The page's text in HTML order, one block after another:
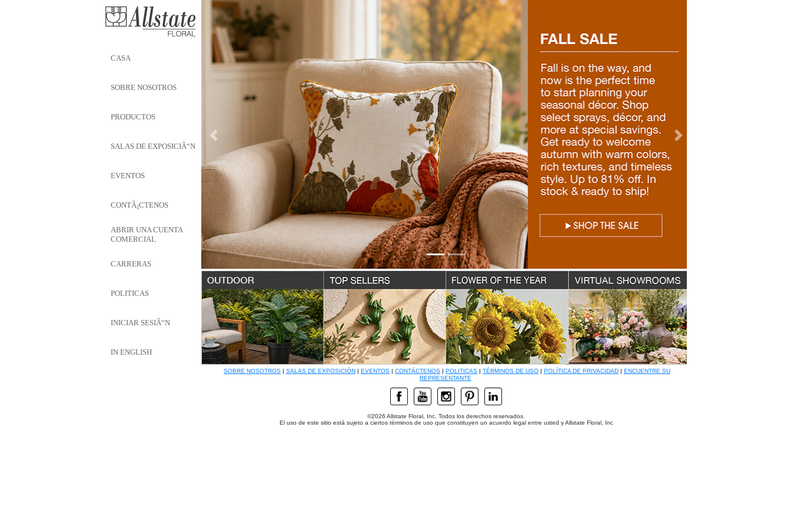
CASA
SOBRE NOSOTROS
PRODUCTOS
SALAS DE EXPOSICIÃ“N
EVENTOS
CONTÃ¡CTENOS
ABRIR UNA CUENTA
COMERCIAL
CARRERAS
POLITICAS
INICIAR SESIÃ“N
IN ENGLISH
SOBRE NOSOTROS | SALAS DE EXPOSICIÓN | EVENTOS | CONTÁCTENOS | POLITICAS | TÉRMINOS DE USO | POLÍTICA DE PRIVACIDAD | ENCUENTRE SU
REPRESENTANTE
©2026 Allstate Floral, Inc. Todos los derechos reservados.
El uso de este sitio está sujeto a ciertos términos de uso que constituyen un acuerdo legal entre usted y Allstate Floral, Inc